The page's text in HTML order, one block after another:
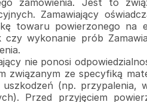
zamówienia. Jest to
Zamawiający
towaru powierzonego na
czy wykonanie prób
nie ponosi
związanym ze specyfiką
uszkodzeń (np. przypalenia,
Przed przyjęciem